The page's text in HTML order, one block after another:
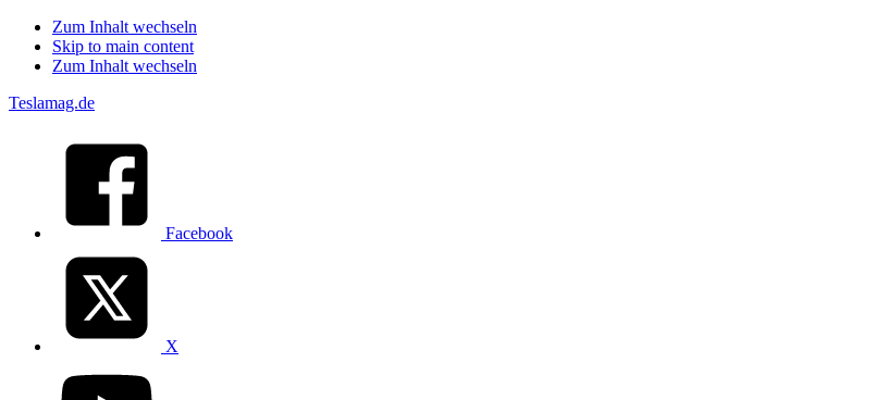
Zum Inhalt wechseln
Skip to main content
Zum Inhalt wechseln
Teslamag.de
Facebook
X